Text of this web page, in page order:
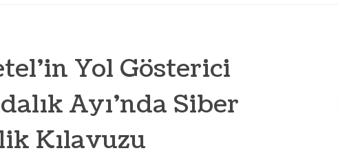
Yol Gösterici
Ayı’nda Siber
Kılavuzu